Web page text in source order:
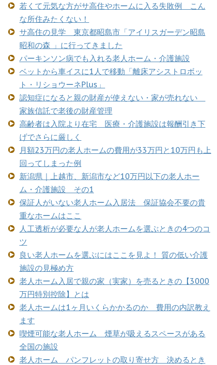
若くて元気な方がサ高住やホームに入る失敗例 こん
な所住みたくない！
サ高住の見学 東京都昭島市「アイリスガーデン昭島
昭和の森 」に行ってきました
パーキンソン病でも入れる老人ホーム・介護施設
ベットから車イスに1人で移動「離床アシストロボッ
ト・リショウーネPlus」
認知症になると親の財産が使えない・家が売れない
家族信託で老後の財産管理
高齢者は入院より在宅 医療・介護施設は報酬引き下
げでさらに厳しく
月額23万円の老人ホームの費用が33万円と10万円も上
回ってしまった例
新潟県｜上越市、新潟市など10万円以下の老人ホー
ム・介護施設 その1
保証人がいない老人ホーム入居法 保証協会不要の貴
重なホームはここ
人工透析が必要な人が老人ホームを選ぶときの4つのコ
ツ
良い老人ホームを選ぶにはここを見よ！ 質の低い介護
施設の見極め方
老人ホーム入居で親の家（実家）を売るときの【3000
万円特別控除】とは
老人ホームは1ヶ月いくらかかるのか 費用の内訳教え
ます
喫煙可能な老人ホーム 煙草が吸えるスペースがある
全国の施設
老人ホーム パンフレットの取り寄せ方 決めるとき